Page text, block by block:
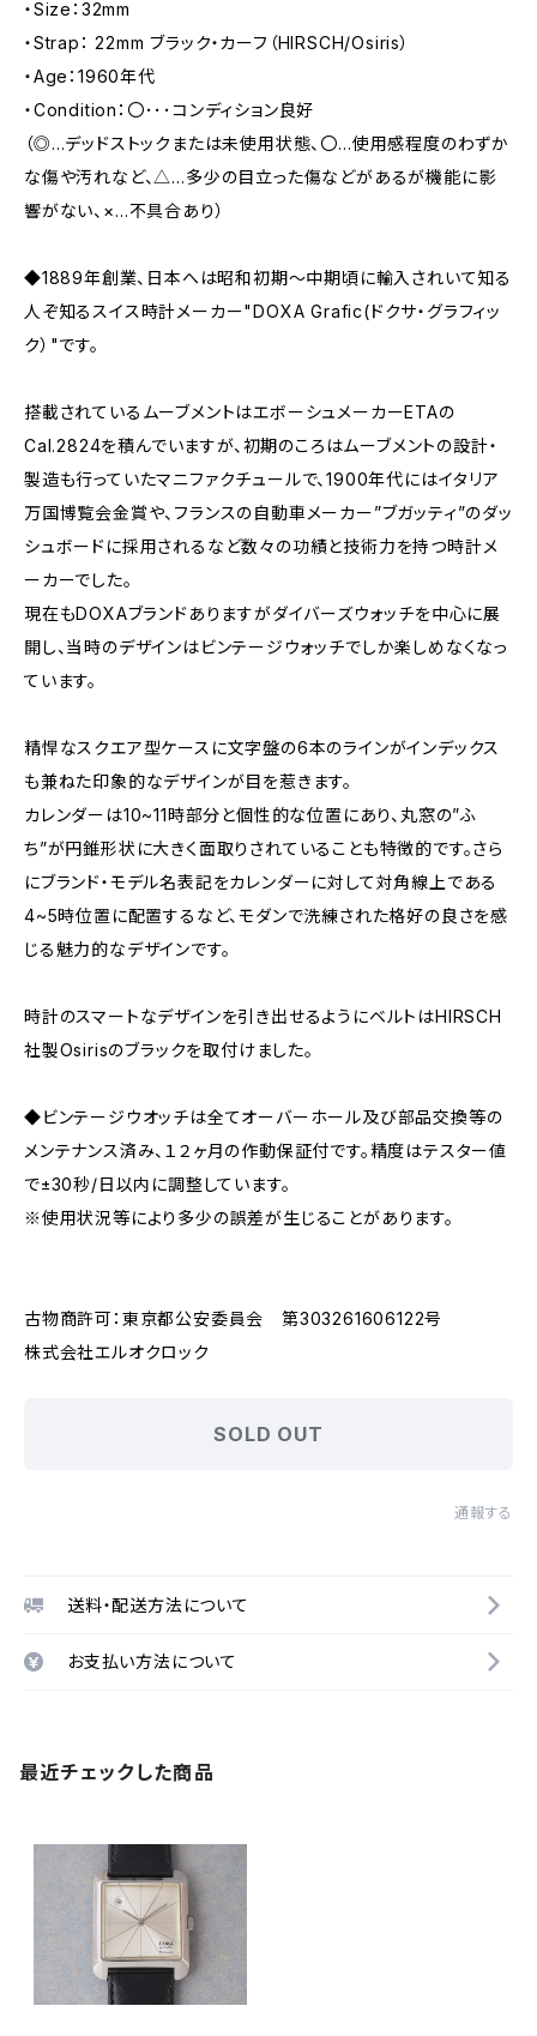
・Size：32mm
・Strap： 22mm ブラック・カーフ（HIRSCH/Osiris）
・Age：1960年代
・Condition：〇･･･コンディション良好
（◎…デッドストックまたは未使用状態、〇…使用感程度のわずか
な傷や汚れなど、△…多少の目立った傷などがあるが機能に影
響がない、×…不具合あり）
◆1889年創業、日本へは昭和初期～中期頃に輸入されいて知る
人ぞ知るスイス時計メーカー"DOXA Grafic(ドクサ・グラフィッ
ク）"です。
搭載されているムーブメントはエボーシュメーカーETAの
Cal.2824を積んでいますが、初期のころはムーブメントの設計・
製造も行っていたマニファクチュールで、1900年代にはイタリア
万国博覧会金賞や、フランスの自動車メーカー”ブガッティ”のダッ
シュボードに採用されるなど数々の功績と技術力を持つ時計メ
ーカーでした。
現在もDOXAブランドありますがダイバーズウォッチを中心に展
開し、当時のデザインはビンテージウォッチでしか楽しめなくなっ
ています。
精悍なスクエア型ケースに文字盤の6本のラインがインデックス
も兼ねた印象的なデザインが目を惹きます。
カレンダーは10~11時部分と個性的な位置にあり、丸窓の”ふ
ち”が円錐形状に大きく面取りされていることも特徴的です。さら
にブランド・モデル名表記をカレンダーに対して対角線上である
4~5時位置に配置するなど、モダンで洗練された格好の良さを感
じる魅力的なデザインです。
時計のスマートなデザインを引き出せるようにベルトはHIRSCH
社製Osirisのブラックを取付けました。
◆ビンテージウオッチは全てオーバーホール及び部品交換等の
メンテナンス済み、１２ヶ月の作動保証付です。精度はテスター値
で±30秒/日以内に調整しています。
※使用状況等により多少の誤差が生じることがあります。
古物商許可：東京都公安委員会 第303261606122号
株式会社エルオクロック
SOLD OUT
通報する
送料・配送方法について
お支払い方法について
最近チェックした商品